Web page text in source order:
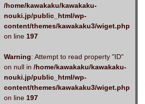
/home/kawakaku/kawakaku-
nouki.jp/public_html/wp-
content/themes/kawakaku3/wiget.php
on line 197
Warning: Attempt to read property "ID"
on null in /home/kawakaku/kawakaku-
nouki.jp/public_html/wp-
content/themes/kawakaku3/wiget.php
on line 197